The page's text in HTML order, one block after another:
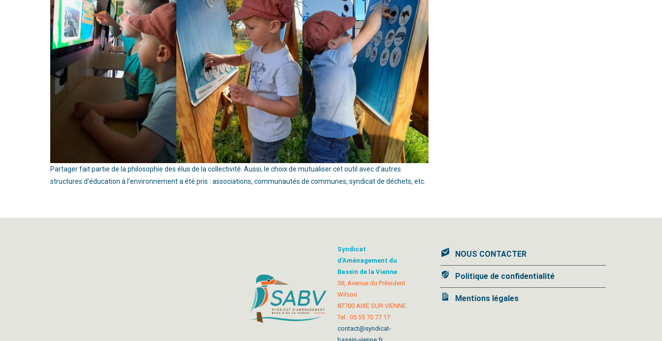
Partager fait partie de la philosophie des élus de la collectivité. Aussi, le choix de mutualiser cet outil avec d’autres
structures d’éducation à l’environnement a été pris : associations, communautés de communes, syndicat de déchets, etc.
Syndicat
d'Aménagement du
Bassin de la Vienne
38, Avenue du Président
Wilson
87700 AIXE SUR VIENNE
Tel : 05 55 70 77 17
contact@syndicat-
NOUS CONTACTER
Politique de confidentialité
Mentions légales